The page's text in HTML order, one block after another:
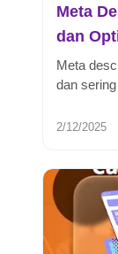
Meta
dan
Meta
dan
2/12/2025